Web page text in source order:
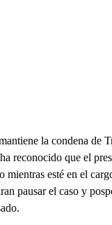
la condena de
reconocido que el
mientras esté en el
pausar el caso y